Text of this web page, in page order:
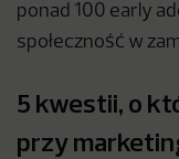
ponad 100 early
społeczność w
5 kwestii, o
przy